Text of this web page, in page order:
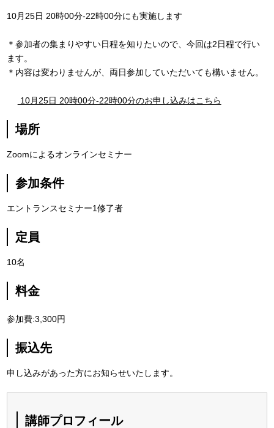
10月25日 20時00分-22時00分にも実施します
＊参加者の集まりやすい日程を知りたいので、今回は2日程で行い
ます。
＊内容は変わりませんが、両日参加していただいても構いません。
10月25日 20時00分-22時00分のお申し込みはこちら
場所
Zoomによるオンラインセミナー
参加条件
エントランスセミナー1修了者
定員
10名
料金
参加費:3,300円
振込先
申し込みがあった方にお知らせいたします。
講師プロフィール